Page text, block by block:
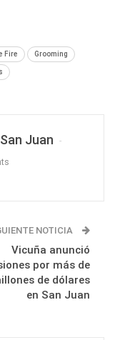
Fire Grooming
Juan
NOTICIA
Vicuña anunció
por más de
de dólares
en San Juan